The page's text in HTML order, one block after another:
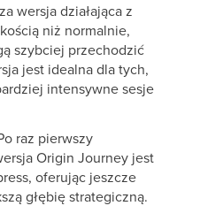
wersja działająca z
niż normalnie,
szybciej przechodzić
jest idealna dla tych,
intensywne sesje
raz pierwszy
Origin Journey jest
oferując jeszcze
głębię strategiczną.